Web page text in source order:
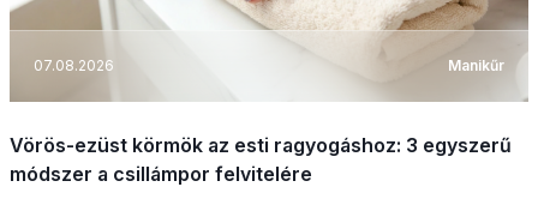
07.08.2026 Manikűr
Vörös-ezüst körmök az esti ragyogáshoz: 3 egyszerű
módszer a csillámpor felvitelére